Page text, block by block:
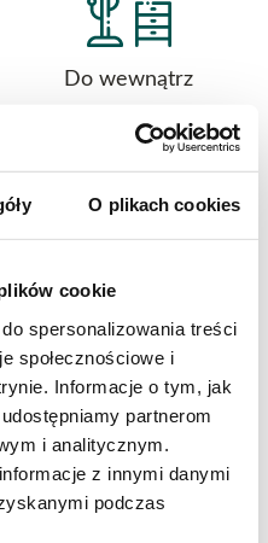
O plikach cookies
cookie
spersonalizowania treści
społecznościowe i
Informacje o tym, jak
partnerom
i analitycznym.
z innymi danymi
podczas
Do wewnątrz